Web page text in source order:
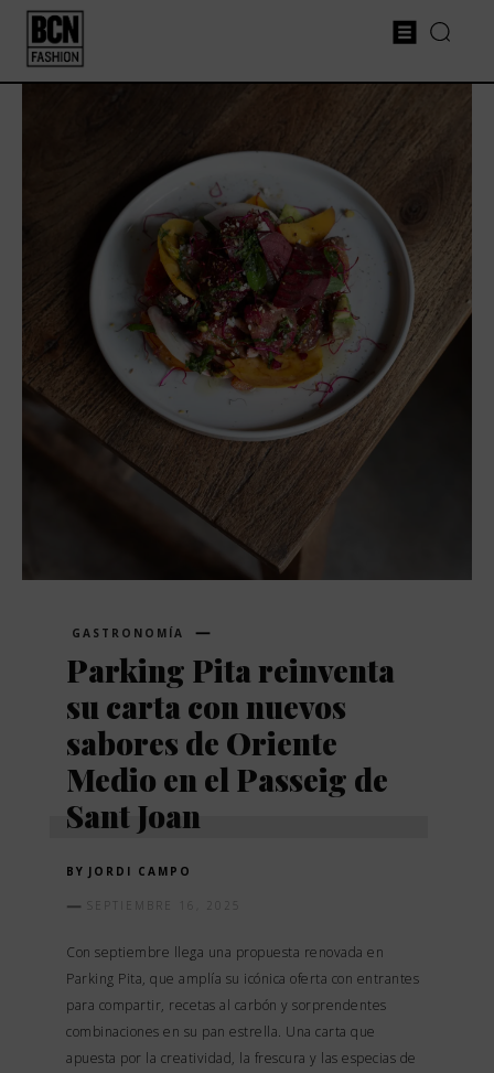
GASTRONOMÍA
Parking Pita reinventa
su carta con nuevos
sabores de Oriente
Medio en el Passeig de
Sant Joan
BY JORDI CAMPO
SEPTIEMBRE 16, 2025
Con septiembre llega una propuesta renovada en
Parking Pita, que amplía su icónica oferta con entrantes
para compartir, recetas al carbón y sorprendentes
combinaciones en su pan estrella. Una carta que
apuesta por la creatividad, la frescura y las especias de